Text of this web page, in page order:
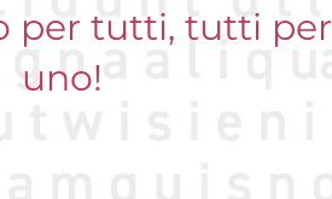
per tutti, tutti per
uno!